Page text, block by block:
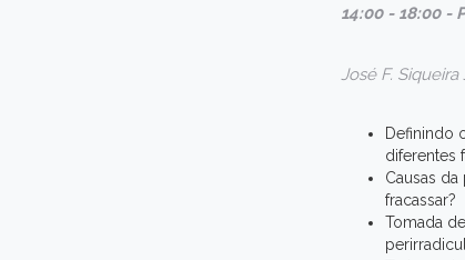
14:00 - 18:00
José F. Siqueira
Definindo
diferentes
Causas
fracassar?
Tomada